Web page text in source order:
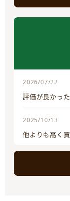
2026/07/22
評価が良かっ
2025/10/13
他よりも高く